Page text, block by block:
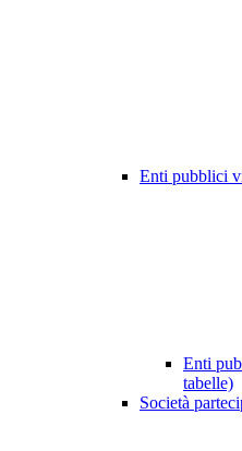
Enti pubblici
Enti
tabelle)
Società